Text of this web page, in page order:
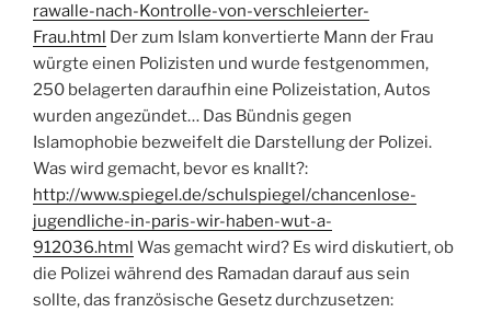
rawalle-nach-Kontrolle-von-verschleierter-
Frau.html Der zum Islam konvertierte Mann der Frau
würgte einen Polizisten und wurde festgenommen,
250 belagerten daraufhin eine Polizeistation, Autos
wurden angezündet… Das Bündnis gegen
Islamophobie bezweifelt die Darstellung der Polizei.
Was wird gemacht, bevor es knallt?:
http://www.spiegel.de/schulspiegel/chancenlose-
jugendliche-in-paris-wir-haben-wut-a-
912036.html Was gemacht wird? Es wird diskutiert, ob
die Polizei während des Ramadan darauf aus sein
sollte, das französische Gesetz durchzusetzen: